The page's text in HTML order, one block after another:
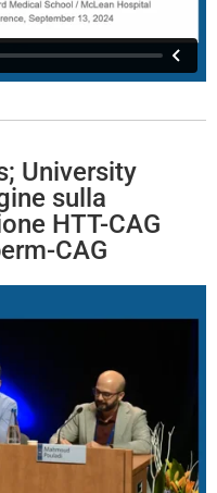
University
sulla
HTT-CAG
CAG